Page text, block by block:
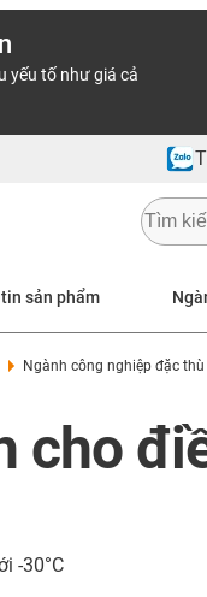
yếu tố như giá cả
sản phẩm
Ngành công nghiệp đặc thù
cho
-30°C